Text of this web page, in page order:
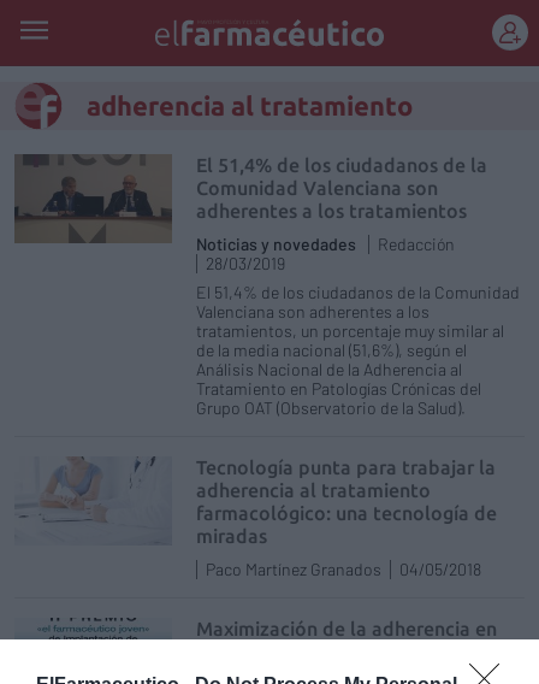
adherencia al tratamiento
El 51,4% de los ciudadanos de la
Comunidad Valenciana son
adherentes a los tratamientos
Noticias y novedades
Redacción
28/03/2019
El 51,4% de los ciudadanos de la Comunidad
Valenciana son adherentes a los
tratamientos, un porcentaje muy similar al
de la media nacional (51,6%), según el
Análisis Nacional de la Adherencia al
Tratamiento en Patologías Crónicas del
Grupo OAT (Observatorio de la Salud).
Tecnología punta para trabajar la
adherencia al tratamiento
farmacológico: una tecnología de
miradas
Paco Martínez Granados 04/05/2018
Maximización de la adherencia en
citostáticos orales